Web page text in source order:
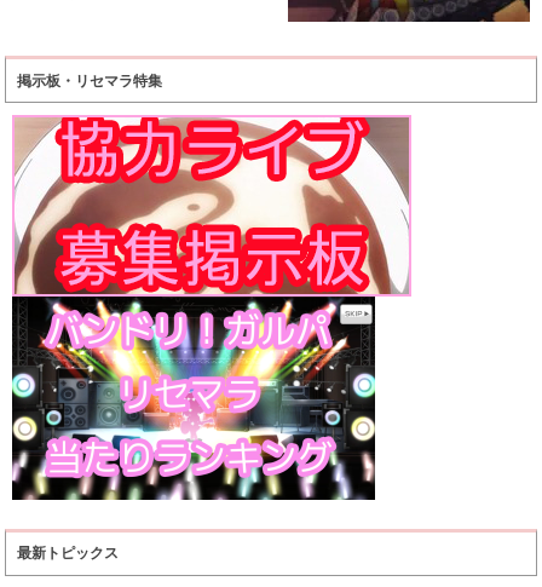
掲示板・リセマラ特集
最新トピックス